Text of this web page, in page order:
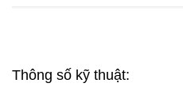
Thông số kỹ thuật: